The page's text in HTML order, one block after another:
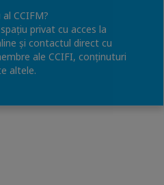
CCIFM?
privat cu acces la
și contactul direct cu
ale CCIFI, conținuturi
altele.